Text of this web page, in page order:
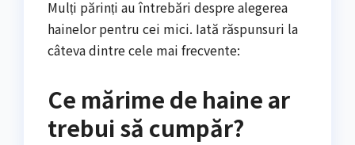
Mulți părinți au întrebări despre alegerea
hainelor pentru cei mici. Iată răspunsuri la
câteva dintre cele mai frecvente:
Ce mărime de haine ar
trebui să cumpăr?